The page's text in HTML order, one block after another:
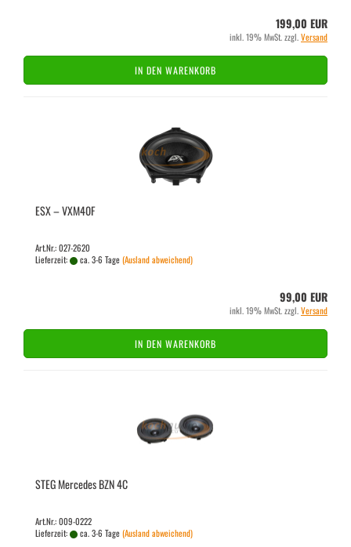
199,00 EUR
inkl. 19% MwSt. zzgl.Versand
IN DEN WARENKORB
ESX – VXM40F
Art.Nr.: 027-2620
Lieferzeit:
ca. 3-6 Tage(Ausland abweichend)
99,00 EUR
inkl. 19% MwSt. zzgl.Versand
IN DEN WARENKORB
STEG Mer­ce­des BZN 4C
Art.Nr.: 009-0222
Lieferzeit:
ca. 3-6 Tage(Ausland abweichend)